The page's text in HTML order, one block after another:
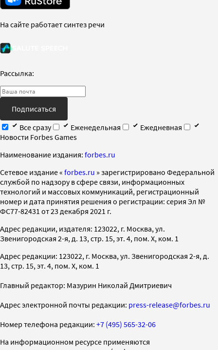
На сайте работает синтез речи
Рассылка:
Подписаться
Все сразу
Еженедельная
Ежедневная
Новости Forbes Games
Наименование издания: forbes.ru
Cетевое издание « forbes.ru » зарегистрировано Федеральной
службой по надзору в сфере связи, информационных
технологий и массовых коммуникаций, регистрационный
номер и дата принятия решения о регистрации: серия Эл №
ФС77-82431 от 23 декабря 2021 г.
Адрес редакции, издателя: 123022, г. Москва, ул.
Звенигородская 2-я, д. 13, стр. 15, эт. 4, пом. X, ком. 1
Адрес редакции: 123022, г. Москва, ул. Звенигородская 2-я, д.
13, стр. 15, эт. 4, пом. X, ком. 1
Главный редактор: Мазурин Николай Дмитриевич
Адрес электронной почты редакции: press-release@forbes.ru
Номер телефона редакции: +7 (495) 565-32-06
На информационном ресурсе применяются